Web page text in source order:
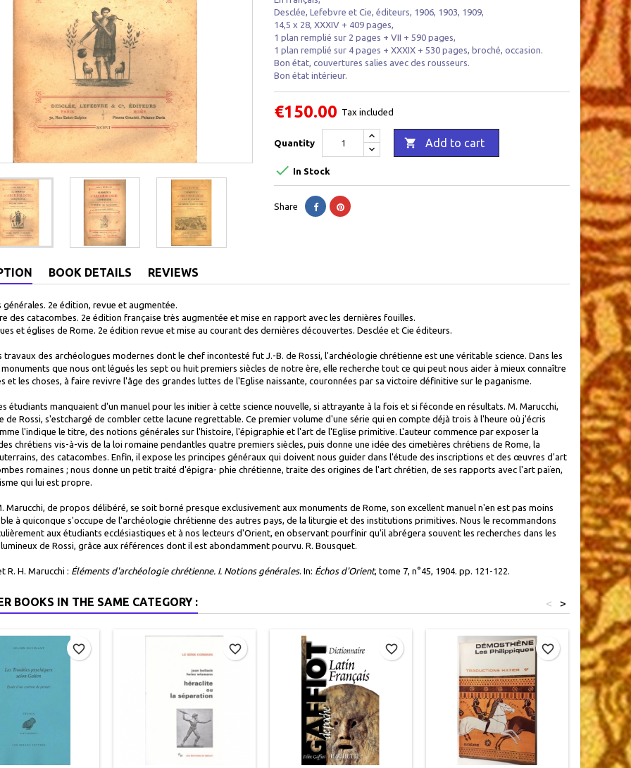
Desclée, Lefebvre et Cie, éditeurs, 1906, 1903, 1909,
14,5 x 28, XXXIV + 409 pages,
1 plan remplié sur 2 pages + VII + 590 pages,
1 plan remplié sur 4 pages + XXXIX + 530 pages, broché, occasion.
Bon état, couvertures salies avec des rousseurs.
Bon état intérieur.
€150.00 Tax included
Quantity  Add to cart
 In Stock
Share
BOOK DETAILS REVIEWS
générales. 2e édition, revue et augmentée.
des catacombes. 2e édition française très augmentée et mise en rapport avec les dernières fouilles.
et églises de Rome. 2e édition revue et mise au courant des dernières découvertes. Desclée et Cie éditeurs.
travaux des archéologues modernes dont le chef incontesté fut J.-B. de Rossi, l'archéologie chrétienne est une véritable science. Dans les
que nous ont légués les sept ou huit premiers siècles de notre ère, elle recherche tout ce qui peut nous aider à mieux connaître
et les choses, à faire revivre l'âge des grandes luttes de l'Eglise naissante, couronnées par sa victoire définitive sur le paganisme.
étudiants manquaient d'un manuel pour les initier à cette science nouvelle, si attrayante à la fois et si féconde en résultats. M. Marucchi,
de Rossi, s'estchargé de combler cette lacune regrettable. Ce premier volume d'une série qui en compte déjà trois à l'heure où j'écris
l'indique le titre, des notions générales sur l'histoire, l'épigraphie et l'art de l'Eglise primitive. L'auteur commence par exposer la
chrétiens vis-à-vis de la loi romaine pendantles quatre premiers siècles, puis donne une idée des cimetières chrétiens de Rome, la
des catacombes. Enfin, il expose les principes généraux qui doivent nous guider dans l'étude des inscriptions et des œuvres d'art
romaines ; nous donne un petit traité d'épigra- phie chrétienne, traite des origines de l'art chrétien, de ses rapports avec l'art païen,
qui lui est propre.
Marucchi, de propos délibéré, se soit borné presque exclusivement aux monuments de Rome, son excellent manuel n'en est pas moins
à quiconque s'occupe de l'archéologie chrétienne des autres pays, de la liturgie et des institutions primitives. Nous le recommandons
aux étudiants ecclésiastiques et à nos lecteurs d'Orient, en observant pourfinir qu'il abrégera souvent les recherches dans les
de Rossi, grâce aux références dont il est abondamment pourvu. R. Bousquet.
R. H. Marucchi : Éléments d'archéologie chrétienne. I. Notions générales. In: Échos d'Orient, tome 7, n°45, 1904. pp. 121-122.
BOOKS IN THE SAME CATEGORY : >
<
favorite_border favorite_border favorite_border favorite_border